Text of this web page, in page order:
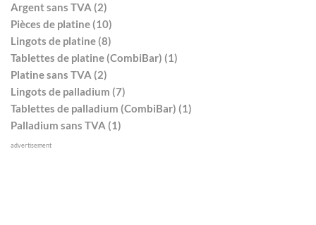
Argent sans TVA (2)
Pièces de platine (10)
Lingots de platine (8)
Tablettes de platine (CombiBar) (1)
Platine sans TVA (2)
Lingots de palladium (7)
Tablettes de palladium (CombiBar) (1)
Palladium sans TVA (1)
advertisement